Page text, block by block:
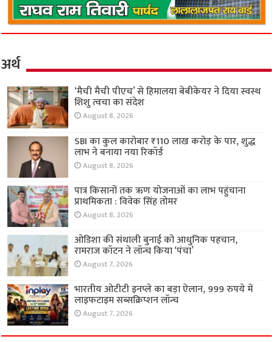
अर्थ
‘मैची मैची पीएच’ से हिमालया बेबीकेयर ने दिया स्वस्थ
शिशु त्वचा का संदेश
August 8, 2026
SBI का कुल कारोबार ₹110 लाख करोड़ के पार, शुद्ध
लाभ ने बनाया नया रिकॉर्ड
August 8, 2026
पात्र किसानों तक ऋण योजनाओं का लाभ पहुंचाना
प्राथमिकता : विवेक सिंह तोमर
August 8, 2026
ओडिशा की संथाली बुनाई को आधुनिक पहचान,
रामराज कॉटन ने लॉन्च किया ‘पंचा’
August 7, 2026
भारतीय ओटीटी इनप्ले का बड़ा ऐलान, 999 रुपये में
लाइफटाइम सब्सक्रिप्शन लॉन्च
August 7, 2026